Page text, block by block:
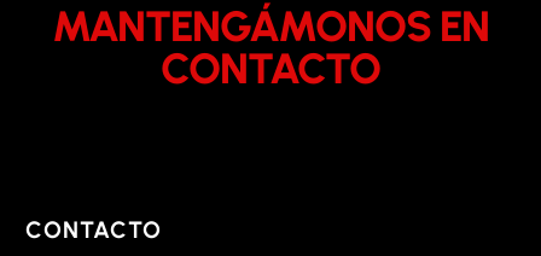
MANTENGÁMONOS EN
CONTACTO
CONTACTO